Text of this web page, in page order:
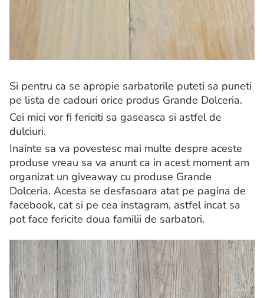
Si pentru ca se apropie sarbatorile puteti sa puneti
pe lista de cadouri orice produs Grande Dolceria.
Cei mici vor fi fericiti sa gaseasca si astfel de
dulciuri.
Inainte sa va povestesc mai multe despre aceste
produse vreau sa va anunt ca in acest moment am
organizat un giveaway cu produse Grande
Dolceria. Acesta se desfasoara atat pe pagina de
facebook, cat si pe cea instagram, astfel incat sa
pot face fericite doua familii de sarbatori.